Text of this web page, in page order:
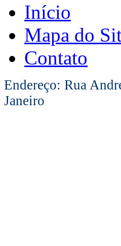
Início
Mapa do
Contato
Endereço: Rua
Janeiro